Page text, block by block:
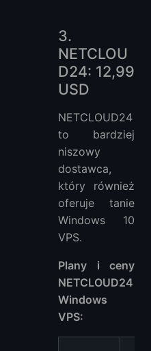
3.
NETCLOU
D24: 12,99
USD
NETCLOUD24
to bardziej
niszowy
dostawca,
który również
oferuje tanie
Windows 10
VPS.
Plany i ceny
NETCLOUD24
Windows
VPS: